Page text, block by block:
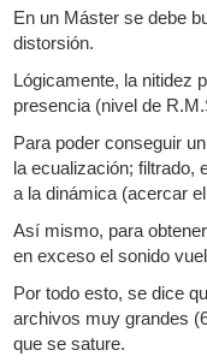
En un Máster se debe
distorsión.
Lógicamente, la nitidez
presencia (nivel de
Para poder conseguir
la ecualización; filtrado,
a la dinámica (acercar
Así mismo, para
en exceso el sonido
Por todo esto, se dice
archivos muy grandes
que se sature.